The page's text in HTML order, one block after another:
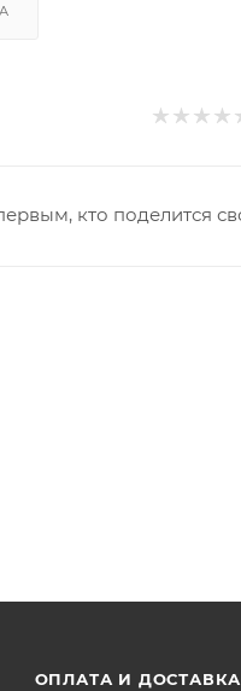
кто поделится
ОПЛАТА И ДОСТАВКА